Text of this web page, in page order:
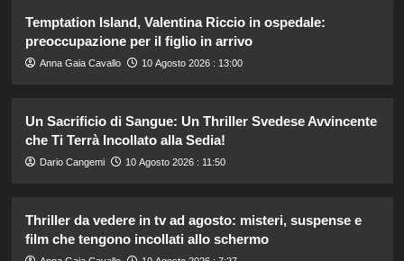
4
pronti a tornare: “Se Maria chiama,
risponderemo”.
5
produzione: il retroscena
inaspettato di Irene Guglielmi
di Bro: scopri il suo nuovo ruolo nel
film!
Temptation Island, Valentina Riccio in ospedale:
preoccupazione per il figlio in arrivo
Anna Gaia Cavallo 10 Agosto 2026 : 13:00
Un Sacrificio di Sangue: Un Thriller Svedese Avvincente
che Ti Terrà Incollato alla Sedia!
Dario Cangemi 10 Agosto 2026 : 11:50
Thriller da vedere in tv ad agosto: misteri, suspense e
film che tengono incollati allo schermo